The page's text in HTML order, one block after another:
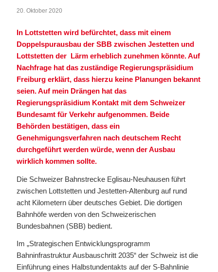
20. Oktober 2020
In Lottstetten wird befürchtet, dass mit einem
Doppelspurausbau der SBB zwischen Jestetten und
Lottstetten der Lärm erheblich zunehmen könnte. Auf
Nachfrage hat das zuständige Regierungspräsidium
Freiburg erklärt, dass hierzu keine Planungen bekannt
seien. Auf mein Drängen hat das
Regierungspräsidium Kontakt mit dem Schweizer
Bundesamt für Verkehr aufgenommen. Beide
Behörden bestätigen, dass ein
Genehmigungsverfahren nach deutschem Recht
durchgeführt werden würde, wenn der Ausbau
wirklich kommen sollte.
Die Schweizer Bahnstrecke Eglisau-Neuhausen führt
zwischen Lottstetten und Jestetten-Altenburg auf rund
acht Kilometern über deutsches Gebiet. Die dortigen
Bahnhöfe werden von den Schweizerischen
Bundesbahnen (SBB) bedient.
Im „Strategischen Entwicklungsprogramm
Bahninfrastruktur Ausbauschritt 2035“ der Schweiz ist die
Einführung eines Halbstundentakts auf der S-Bahnlinie